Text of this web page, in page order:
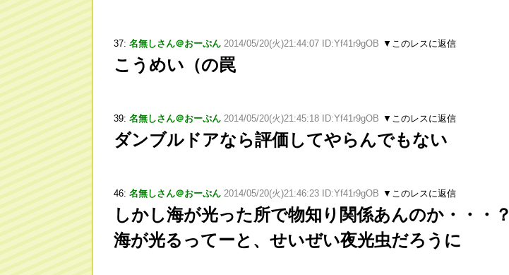
37: 名無しさん＠おーぷん 2014/05/20(火)21:44:07 ID:Yf41r9gOB ▼このレスに返信
こうめい（の罠
39: 名無しさん＠おーぷん 2014/05/20(火)21:45:18 ID:Yf41r9gOB ▼このレスに返信
ダンブルドアなら評価してやらんでもない
46: 名無しさん＠おーぷん 2014/05/20(火)21:46:23 ID:Yf41r9gOB ▼このレスに返信
しかし海が光った所で物知り関係あんのか・・・？
海が光るってーと、せいぜい夜光虫だろうに